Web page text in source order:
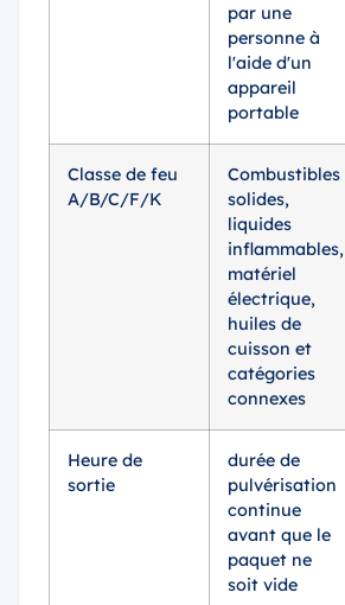
par une
personne à
l'aide d'un
appareil
portable
Classe de feu
A/B/C/F/K
Combustibles
solides,
liquides
inflammables,
matériel
électrique,
huiles de
cuisson et
catégories
connexes
Heure de
sortie
durée de
pulvérisation
continue
avant que le
paquet ne
soit vide